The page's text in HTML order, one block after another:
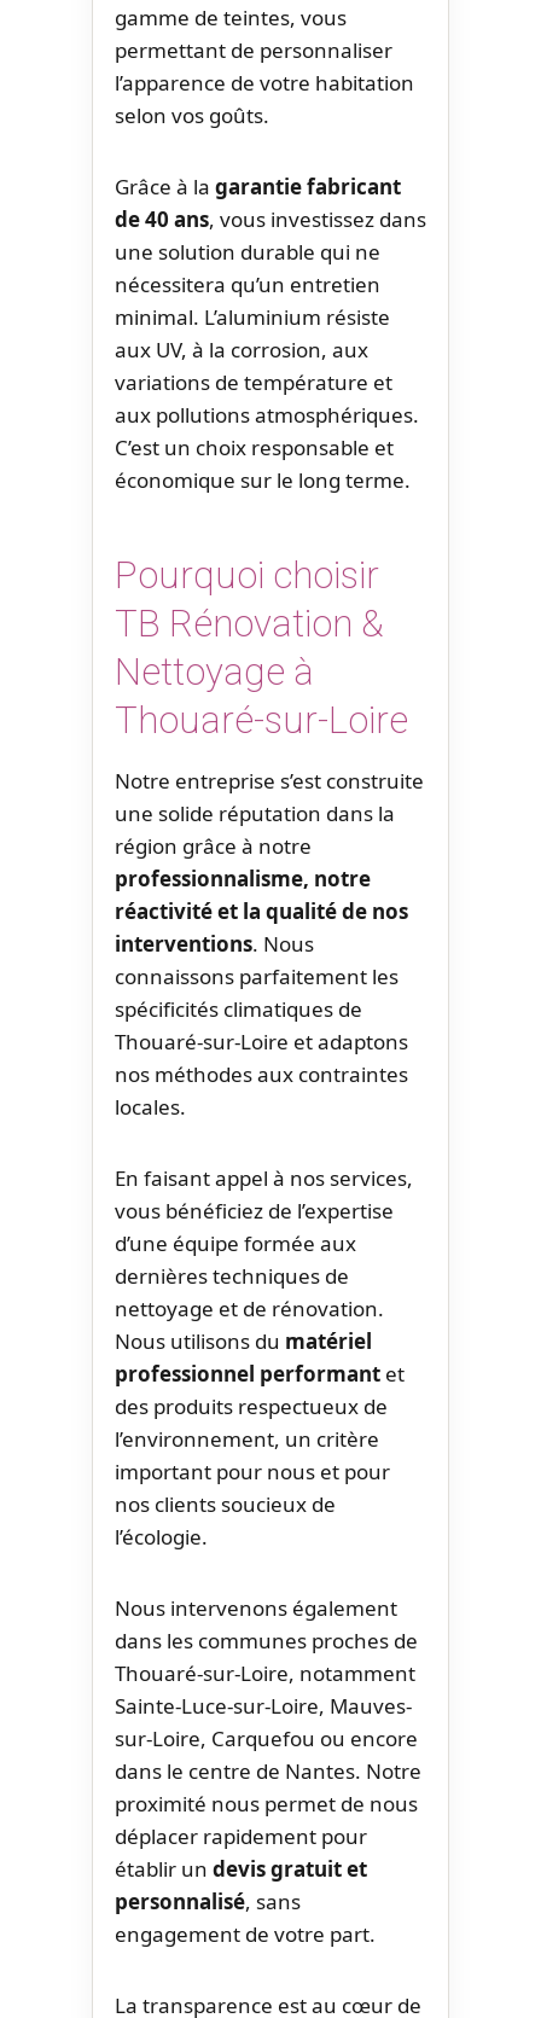
gamme de teintes, vous
permettant de personnaliser
l’apparence de votre habitation
selon vos goûts.
Grâce à la garantie fabricant
de 40 ans, vous investissez dans
une solution durable qui ne
nécessitera qu’un entretien
minimal. L’aluminium résiste
aux UV, à la corrosion, aux
variations de température et
aux pollutions atmosphériques.
C’est un choix responsable et
économique sur le long terme.
Pourquoi choisir
TB Rénovation &
Nettoyage à
Thouaré-sur-Loire
Notre entreprise s’est construite
une solide réputation dans la
région grâce à notre
professionnalisme, notre
réactivité et la qualité de nos
interventions. Nous
connaissons parfaitement les
spécificités climatiques de
Thouaré-sur-Loire et adaptons
nos méthodes aux contraintes
locales.
En faisant appel à nos services,
vous bénéficiez de l’expertise
d’une équipe formée aux
dernières techniques de
nettoyage et de rénovation.
Nous utilisons du matériel
professionnel performant et
des produits respectueux de
l’environnement, un critère
important pour nous et pour
nos clients soucieux de
l’écologie.
Nous intervenons également
dans les communes proches de
Thouaré-sur-Loire, notamment
Sainte-Luce-sur-Loire, Mauves-
sur-Loire, Carquefou ou encore
dans le centre de Nantes. Notre
proximité nous permet de nous
déplacer rapidement pour
établir un devis gratuit et
personnalisé, sans
engagement de votre part.
La transparence est au cœur de